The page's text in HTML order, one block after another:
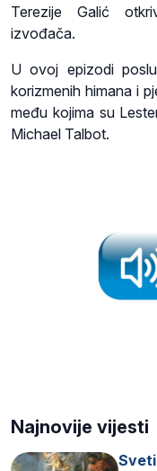
Terezije Galić
izvođača.
U ovoj epizodi
korizmenih himana i
među kojima su
Michael Talbot.
Najnovije vijesti